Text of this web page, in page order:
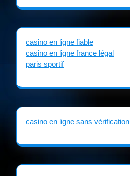
casino en ligne fiable
casino en ligne france légal
paris sportif
casino en ligne sans vérification